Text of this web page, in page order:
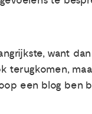
want
terugkomen,
een blog ben